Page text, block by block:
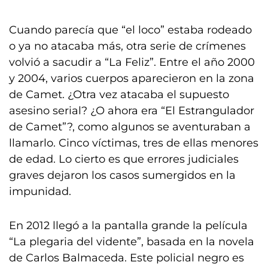
Cuando parecía que “el loco” estaba rodeado
o ya no atacaba más, otra serie de crímenes
volvió a sacudir a “La Feliz”. Entre el año 2000
y 2004, varios cuerpos aparecieron en la zona
de Camet. ¿Otra vez atacaba el supuesto
asesino serial? ¿O ahora era “El Estrangulador
de Camet”?, como algunos se aventuraban a
llamarlo. Cinco víctimas, tres de ellas menores
de edad. Lo cierto es que errores judiciales
graves dejaron los casos sumergidos en la
impunidad.
En 2012 llegó a la pantalla grande la película
“La plegaria del vidente”, basada en la novela
de Carlos Balmaceda. Este policial negro es